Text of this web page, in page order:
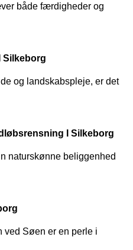
både færdigheder og
Silkeborg
og landskabspleje, er det
I Silkeborg
naturskønne beliggenhed
ved Søen er en perle i